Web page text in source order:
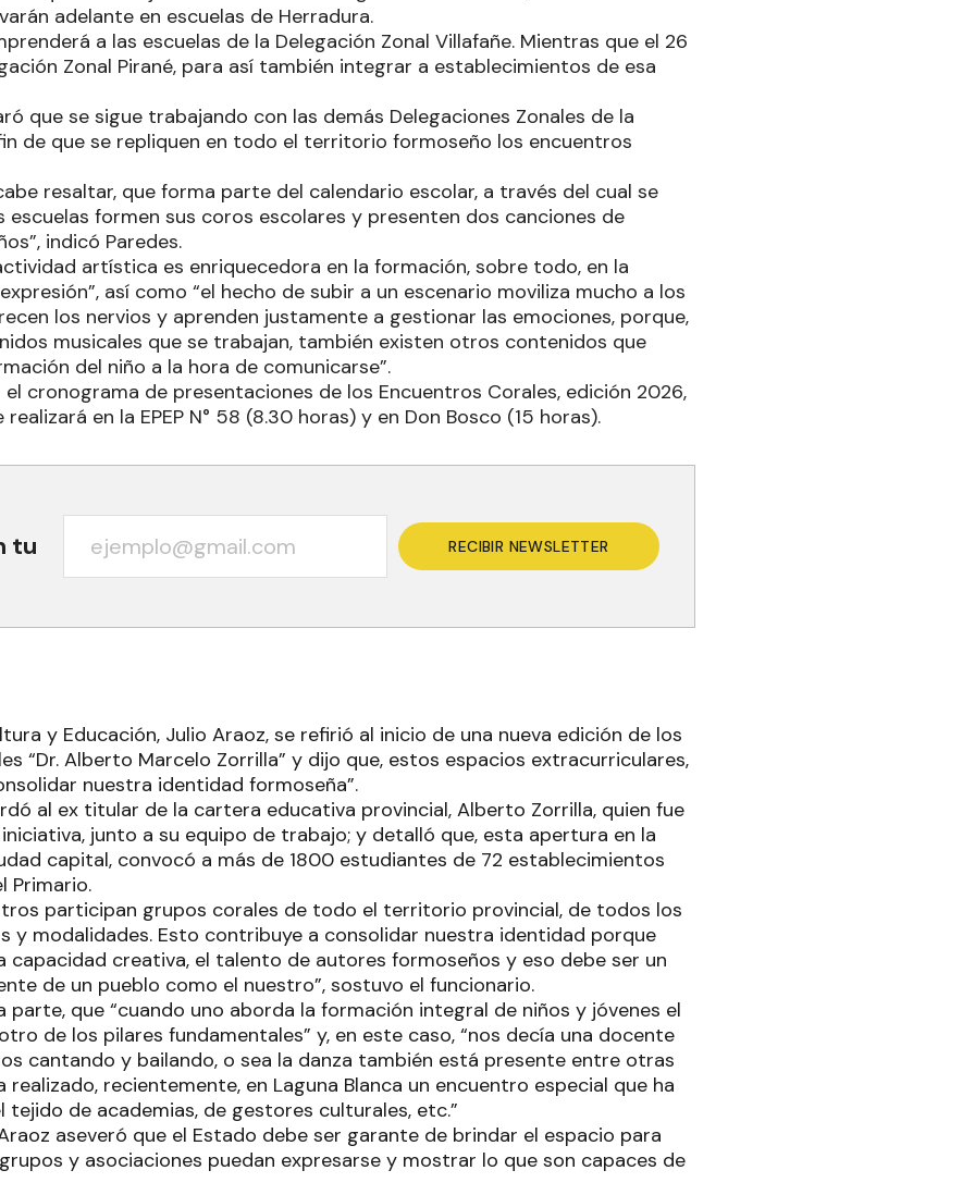
adelante en escuelas de Herradura.
a las escuelas de la Delegación Zonal Villafañe. Mientras que el 26
Zonal Pirané, para así también integrar a establecimientos de esa
que se sigue trabajando con las demás Delegaciones Zonales de la
de que se repliquen en todo el territorio formoseño los encuentros
resaltar, que forma parte del calendario escolar, a través del cual se
escuelas formen sus coros escolares y presenten dos canciones de
indicó Paredes.
artística es enriquecedora en la formación, sobre todo, en la
así como “el hecho de subir a un escenario moviliza mucho a los
los nervios y aprenden justamente a gestionar las emociones, porque,
musicales que se trabajan, también existen otros contenidos que
del niño a la hora de comunicarse”.
cronograma de presentaciones de los Encuentros Corales, edición 2026,
en la EPEP N° 58 (8.30 horas) y en Don Bosco (15 horas).
tu RECIBIR NEWSLETTER
y Educación, Julio Araoz, se refirió al inicio de una nueva edición de los
“Dr. Alberto Marcelo Zorrilla” y dijo que, estos espacios extracurriculares,
nuestra identidad formoseña”.
al ex titular de la cartera educativa provincial, Alberto Zorrilla, quien fue
junto a su equipo de trabajo; y detalló que, esta apertura en la
capital, convocó a más de 1800 estudiantes de 72 establecimientos
Primario.
participan grupos corales de todo el territorio provincial, de todos los
y modalidades. Esto contribuye a consolidar nuestra identidad porque
capacidad creativa, el talento de autores formoseños y eso debe ser un
de un pueblo como el nuestro”, sostuvo el funcionario.
parte, que “cuando uno aborda la formación integral de niños y jóvenes el
de los pilares fundamentales” y, en este caso, “nos decía una docente
cantando y bailando, o sea la danza también está presente entre otras
realizado, recientemente, en Laguna Blanca un encuentro especial que ha
de academias, de gestores culturales, etc.”
aseveró que el Estado debe ser garante de brindar el espacio para
y asociaciones puedan expresarse y mostrar lo que son capaces de